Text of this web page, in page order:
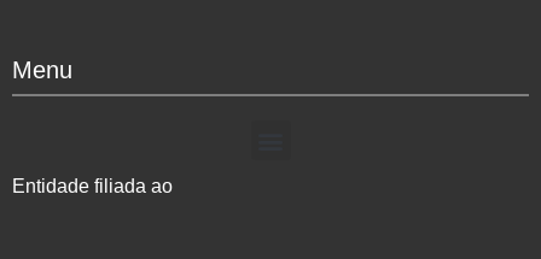
Menu
Entidade filiada ao